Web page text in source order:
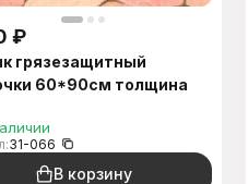
₽
грязезащитный
60*90см толщина
31-066
В корзину